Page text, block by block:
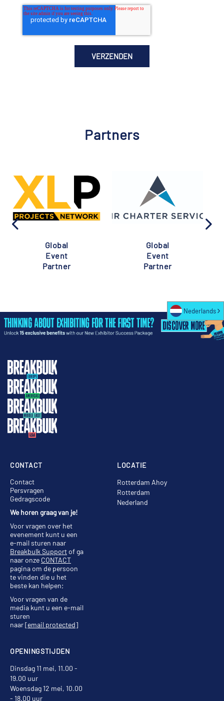
Partners
Global
Event
Partner
Global
Event
Partner
LOCATIE
Rotterdam Ahoy
Rotterdam
Nederland
OPENINGSTIJDEN
Dinsdag 11 mei, 11.00 -
19.00 uur
Woensdag 12 mei, 10.00
- 18.00 uur
CONTACT
Contact
Persvragen
Gedragscode
We horen graag van je!
Voor vragen over het
evenement kunt u een
e-mail sturen naar
Breakbulk Supportof ga
naar onze CONTACT
pagina om de persoon
te vinden die u het
beste kan helpen;
Voor vragen van de
media kunt u een e-mail
sturen
naar[email protected]
Nederlands